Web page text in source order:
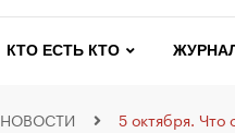
КТО ЕСТЬ КТО
НОВОСТИ 5 октября. Что